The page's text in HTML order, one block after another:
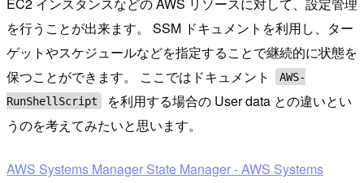
を行うことが出来ます。 SSM ドキュメントを利用し、ター
ゲットやスケジュールなどを指定することで継続的に状態を
保つことができます。 ここではドキュメント
AWS-
RunShellScript
を利用する場合の User data との違いとい
うのを考えてみたいと思います。
AWS Systems Manager State Manager - AWS Systems